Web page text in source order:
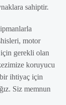
sahiptir.
motor
gerekli olan
koruyucu
ihtiyaç için
Siz memnun